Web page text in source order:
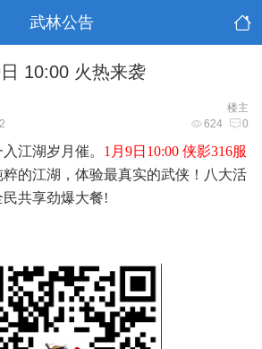
武林公告
10:00 火热来袭
楼主
624 0
江湖岁月催。 1月9日10:00 侠影316服
的江湖，体验最真实的武侠！八大活
共享劲爆大餐!